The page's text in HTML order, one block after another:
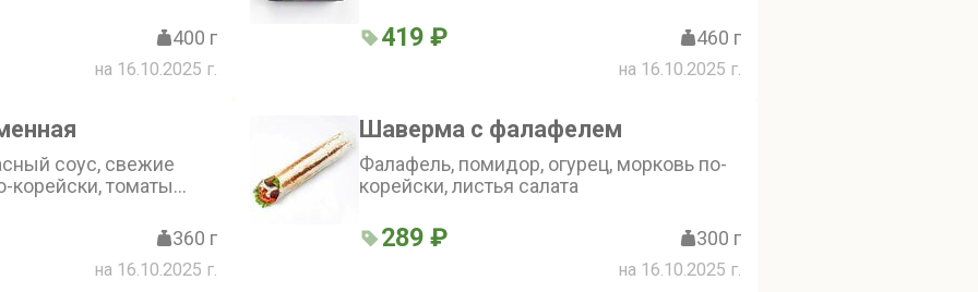
400 г
на 16.10.2025 г.
лаваш
419 ₽ 460 г
на 16.10.2025 г.
соус, свежие
корейски, томаты
360 г
на 16.10.2025 г.
Шаверма с фалафелем
Фалафель, помидор, огурец, морковь по-
корейски, листья салата
289 ₽ 300 г
на 16.10.2025 г.